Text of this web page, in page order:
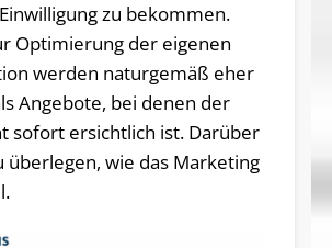
zu bekommen.
Optimierung der eigenen
werden naturgemäß eher
Angebote, bei denen der
sofort ersichtlich ist. Darüber
überlegen, wie das Marketing